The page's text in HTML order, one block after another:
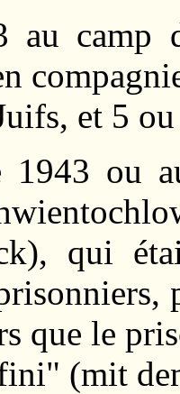
au camp
et 5
1943 ou
qui
que le
(mit